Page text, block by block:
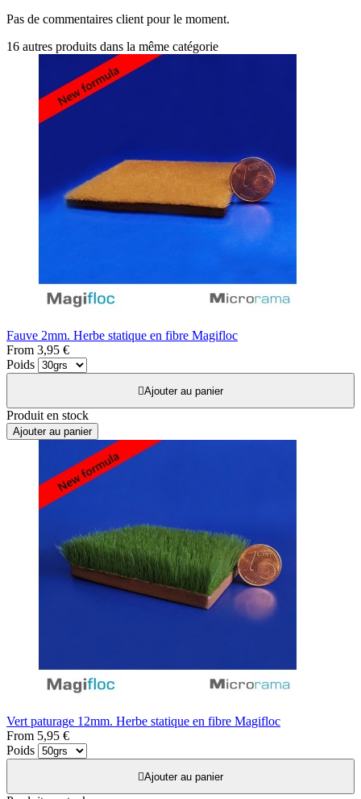
Pas de commentaires client pour le moment.
16 autres produits dans la même catégorie
Fauve 2mm. Herbe statique en fibre Magifloc
From 3,95 €
Poids
Ajouter au panier
Produit en stock
Ajouter au panier
Vert paturage 12mm. Herbe statique en fibre Magifloc
From 5,95 €
Poids
Ajouter au panier